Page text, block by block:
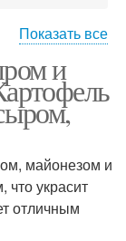
с чесноком
Показать все
и
майонезом и
что украсит
отличным